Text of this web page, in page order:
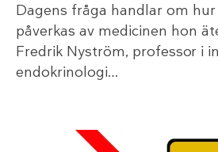
Dagens fråga handlar om
påverkas av medicinen hon
Fredrik Nyström, professor i
endokrinologi…